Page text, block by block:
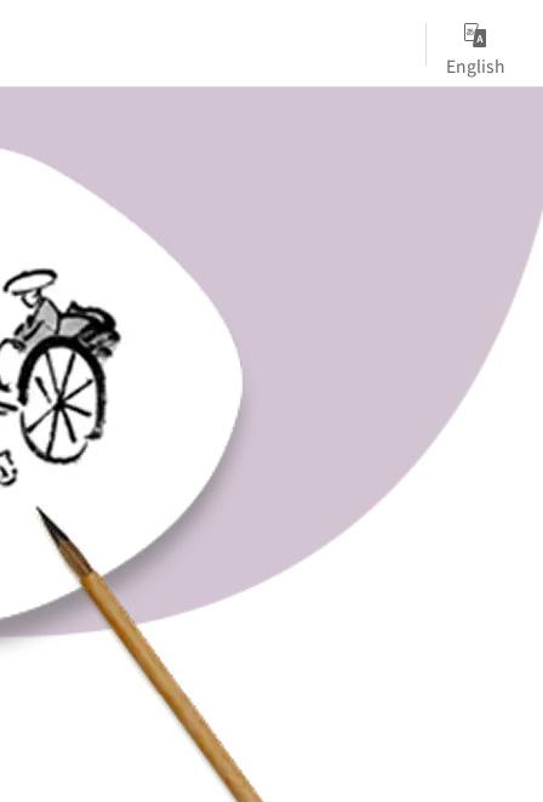
English